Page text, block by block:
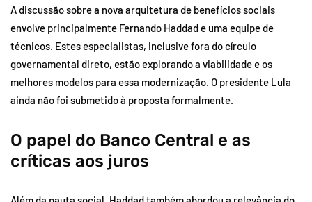
A discussão sobre a nova arquitetura de benefícios sociais
envolve principalmente Fernando Haddad e uma equipe de
técnicos. Estes especialistas, inclusive fora do círculo
governamental direto, estão explorando a viabilidade e os
melhores modelos para essa modernização. O presidente Lula
ainda não foi submetido à proposta formalmente.
O papel do Banco Central e as
críticas aos juros